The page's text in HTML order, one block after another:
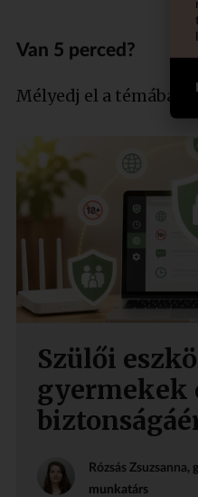
Van 5 perced?
Mélyedj el a témában
Szülői
gyermekek
Rózsás Zsuzsanna,
munkatárs